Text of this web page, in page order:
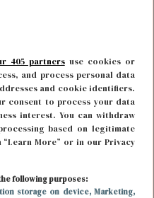
405 partnersuse cookies or
and process personal data
and cookie identifiers.
consent to process your data
interest. You can withdraw
based on legitimate
More” or in our Privacy
following purposes:
storage on device, Marketing,